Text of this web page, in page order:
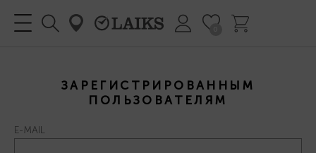
ЗАРЕГИСТРИРОВАННЫМ
ПОЛЬЗОВАТЕЛЯМ
E-MAIL